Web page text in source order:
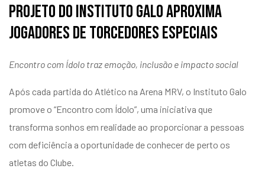
Projeto do Instituto Galo aproxima
jogadores de torcedores especiais
Encontro com Ídolo traz emoção, inclusão e impacto social
Após cada partida do Atlético na Arena MRV, o Instituto Galo
promove o “Encontro com Ídolo”, uma iniciativa que
transforma sonhos em realidade ao proporcionar a pessoas
com deficiência a oportunidade de conhecer de perto os
atletas do Clube.